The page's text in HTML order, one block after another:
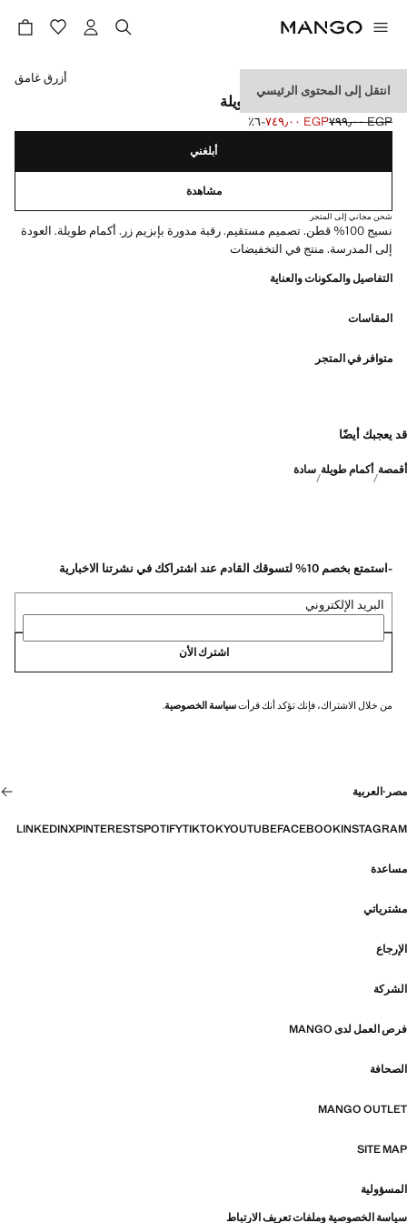
انتقل إلى المحتوى الرئيسي
تي شيرت قطني بأكمام طويلة
السعر الأول محذوف [EGP ٧٩٩٫٠٠ ]
EGP ٧٩٩٫٠٠
السعر الحالي [EGP ٧٤٩٫٠٠ ]EGP ٧٤٩٫٠٠ ؜-٦٪؜
حدد اللون
أزرق غامق
أبلغني
مشاهدة
شحن مجاني إلى المتجر
نسيج 100% قطن. تصميم مستقيم. رقبة مدورة بإبزيم زر. أكمام طويلة. العودة
إلى المدرسة. منتج في التخفيضات
التفاصيل والمكونات والعناية
المقاسات
متوافر في المتجر
قد يعجبك أيضًا
أقمصة أكمام طويلة سادة
-استمتع بخصم 10% لتسوقك القادم عند اشتراكك في نشرتنا الاخبارية
البريد الإلكتروني
اشترك الأن
من خلال الاشتراك، فإنك تؤكد أنك قرأتسياسة الخصوصية.
مصر ·العربية
INSTAGRAM
FACEBOOK
YOUTUBE
TIKTOK
SPOTIFY
PINTEREST
X
LINKEDIN
مساعدة
مشترياتي
الإرجاع
الشركة
فرص العمل لدى MANGO
الصحافة
MANGO OUTLET
SITE MAP
المسؤولية
سياسة الخصوصية وملفات تعريف الارتباط